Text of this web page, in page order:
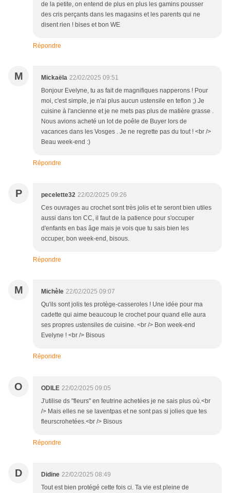
de la petite, on entend de plus en plus les gamins pousser
des cris perçants dans les magasins et les parents qui ne
disent rien ! bises et bon WE
Répondre
M Mickaëla 22/02/2025 09:51
Bonjour Evelyne, tu as fait de magnifiques napperons ! Pour
moi, c'est simple, je n'ai plus aucun ustensile en teflon ;) Je
cuisine à l'ancienne et je ne mets pas plus de matière grasse .
Nous avions acheté un lot de poêle de Buyer lors de
vacances dans les Vosges . Je ne regrette pas du tout ! <br />
Beau week-end :)
Répondre
P pecelette32 22/02/2025 09:26
Ces ouvrages au crochet sont très jolis et te seront bien utiles
aussi dans ton CC, il faut de la patience pour s'occuper
d'enfants en bas âge mais je vois que tu sais bien les
occuper, bon week-end, bisous.
Répondre
M Michèle 22/02/2025 09:07
Qu'ils sont jolis tes protège-casseroles ! Une idée pour ma
cadette qui aime beaucoup le crochet pour quand elle aura
ses propres ustensiles de cuisine. <br /> Bon week-end
Evelyne ! <br /> Bisous
Répondre
O ODILE 22/02/2025 09:05
J'utilise ds "fleurs" en feutrine achetées je ne sais plus où.<br
/> Mais elles ne se laventpas et ne sont pas si jolies que tes
fleurscrohetées.<br /> Bisous
Répondre
D Didine 22/02/2025 08:49
Tout est bien protégé cette fois ci. Ta vie est pleine de